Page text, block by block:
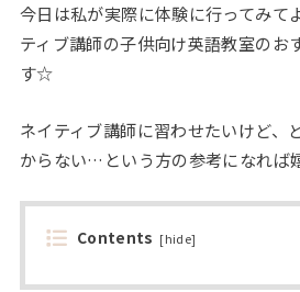
今日は私が実際に体験に行ってみて
ティブ講師の子供向け英語教室のお
す☆
ネイティブ講師に習わせたいけど、
からない…という方の参考になれば
Contents [hide]